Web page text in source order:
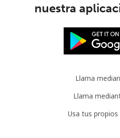
nuestra
Llama
Llama
Usa tus